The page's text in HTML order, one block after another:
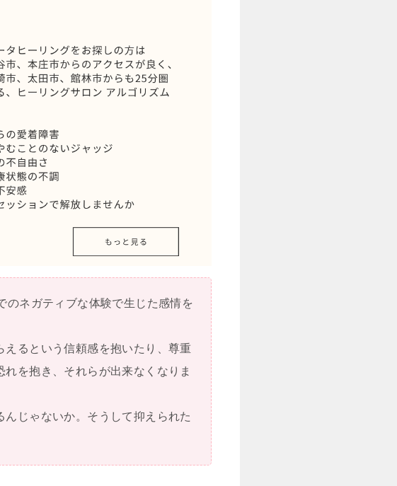
のネガティブな体験で生じた感情を
るという信頼感を抱いたり、尊重
を抱き、それらが出来なくなりま
じゃないか。そうして抑えられた